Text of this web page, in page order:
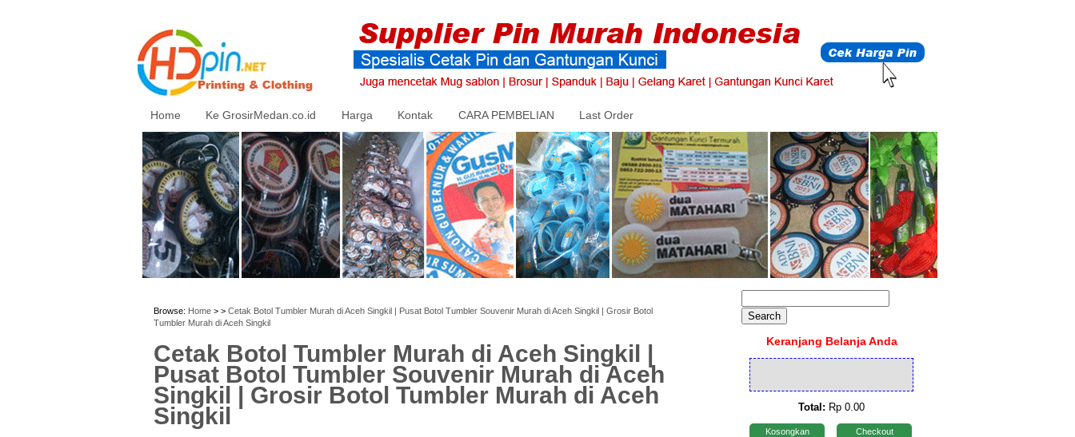
Home Ke GrosirMedan.co.id Harga Kontak CARA PEMBELIAN Last Order
Browse: Home > > Cetak Botol Tumbler Murah di Aceh Singkil | Pusat Botol Tumbler Souvenir Murah di Aceh Singkil | Grosir Botol
Tumbler Murah di Aceh Singkil
Cetak Botol Tumbler Murah di Aceh Singkil |
Pusat Botol Tumbler Souvenir Murah di Aceh
Singkil | Grosir Botol Tumbler Murah di Aceh
Singkil
Keranjang Belanja Anda
Total: Rp 0.00
Kosongkan Checkout